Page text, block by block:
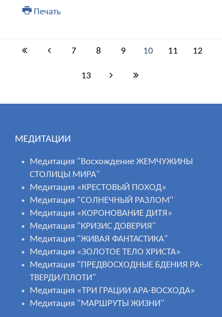
Печать
7 8 9 10 11 12
13
МЕДИТАЦИИ
Медитация "Восхождение ЖЕМЧУЖИНЫ
СТОЛИЦЫ МИРА"
Медитация «КРЕСТОВЫЙ ПОХОД»
Медитация "СОЛНЕЧНЫЙ РАЗЛОМ"
Медитация «КОРОНОВАНИЕ ДИТЯ»
Медитация "КРИЗИС ДОВЕРИЯ"
Медитация "ЖИВАЯ ФАНТАСТИКА"
Медитация «ЗОЛОТОЕ ТЕЛО ХРИСТА»
Медитация "ПРЕДВОСХОДНЫЕ БДЕНИЯ РА-
ТВЕРДИ/ПЛОТИ"
Медитация «ТРИ ГРАЦИИ АРА-ВОСХОДА»
Медитация "МАРШРУТЫ ЖИЗНИ"